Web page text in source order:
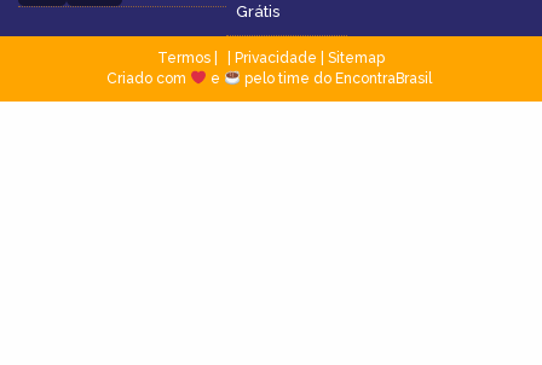
Grátis
Termos Privacidade
Sitemap
Criado com
e pelo time do EncontraBrasil